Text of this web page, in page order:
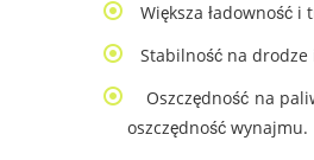
Większa ładowność
Stabilność na
Oszczędność na
oszczędność wynajmu.